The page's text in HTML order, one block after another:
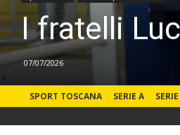
I fratelli
07/07/2026
SPORT TOSCANA SERIE A